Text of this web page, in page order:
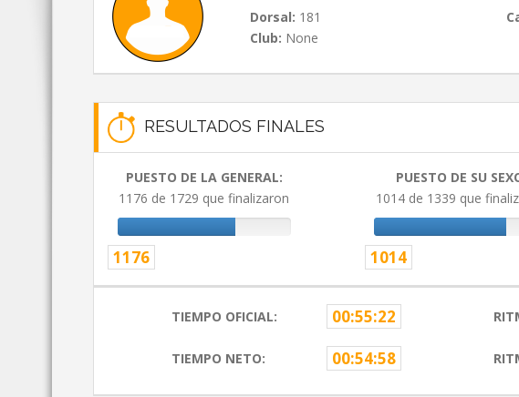
Dorsal: 181
Club: None
RESULTADOS FINALES
PUESTO DE LA GENERAL:
1176 de 1729 que finalizaron
1176
PUESTO DE SU
1014 de 1339 que
1014
TIEMPO OFICIAL: 00:55:22
TIEMPO NETO: 00:54:58